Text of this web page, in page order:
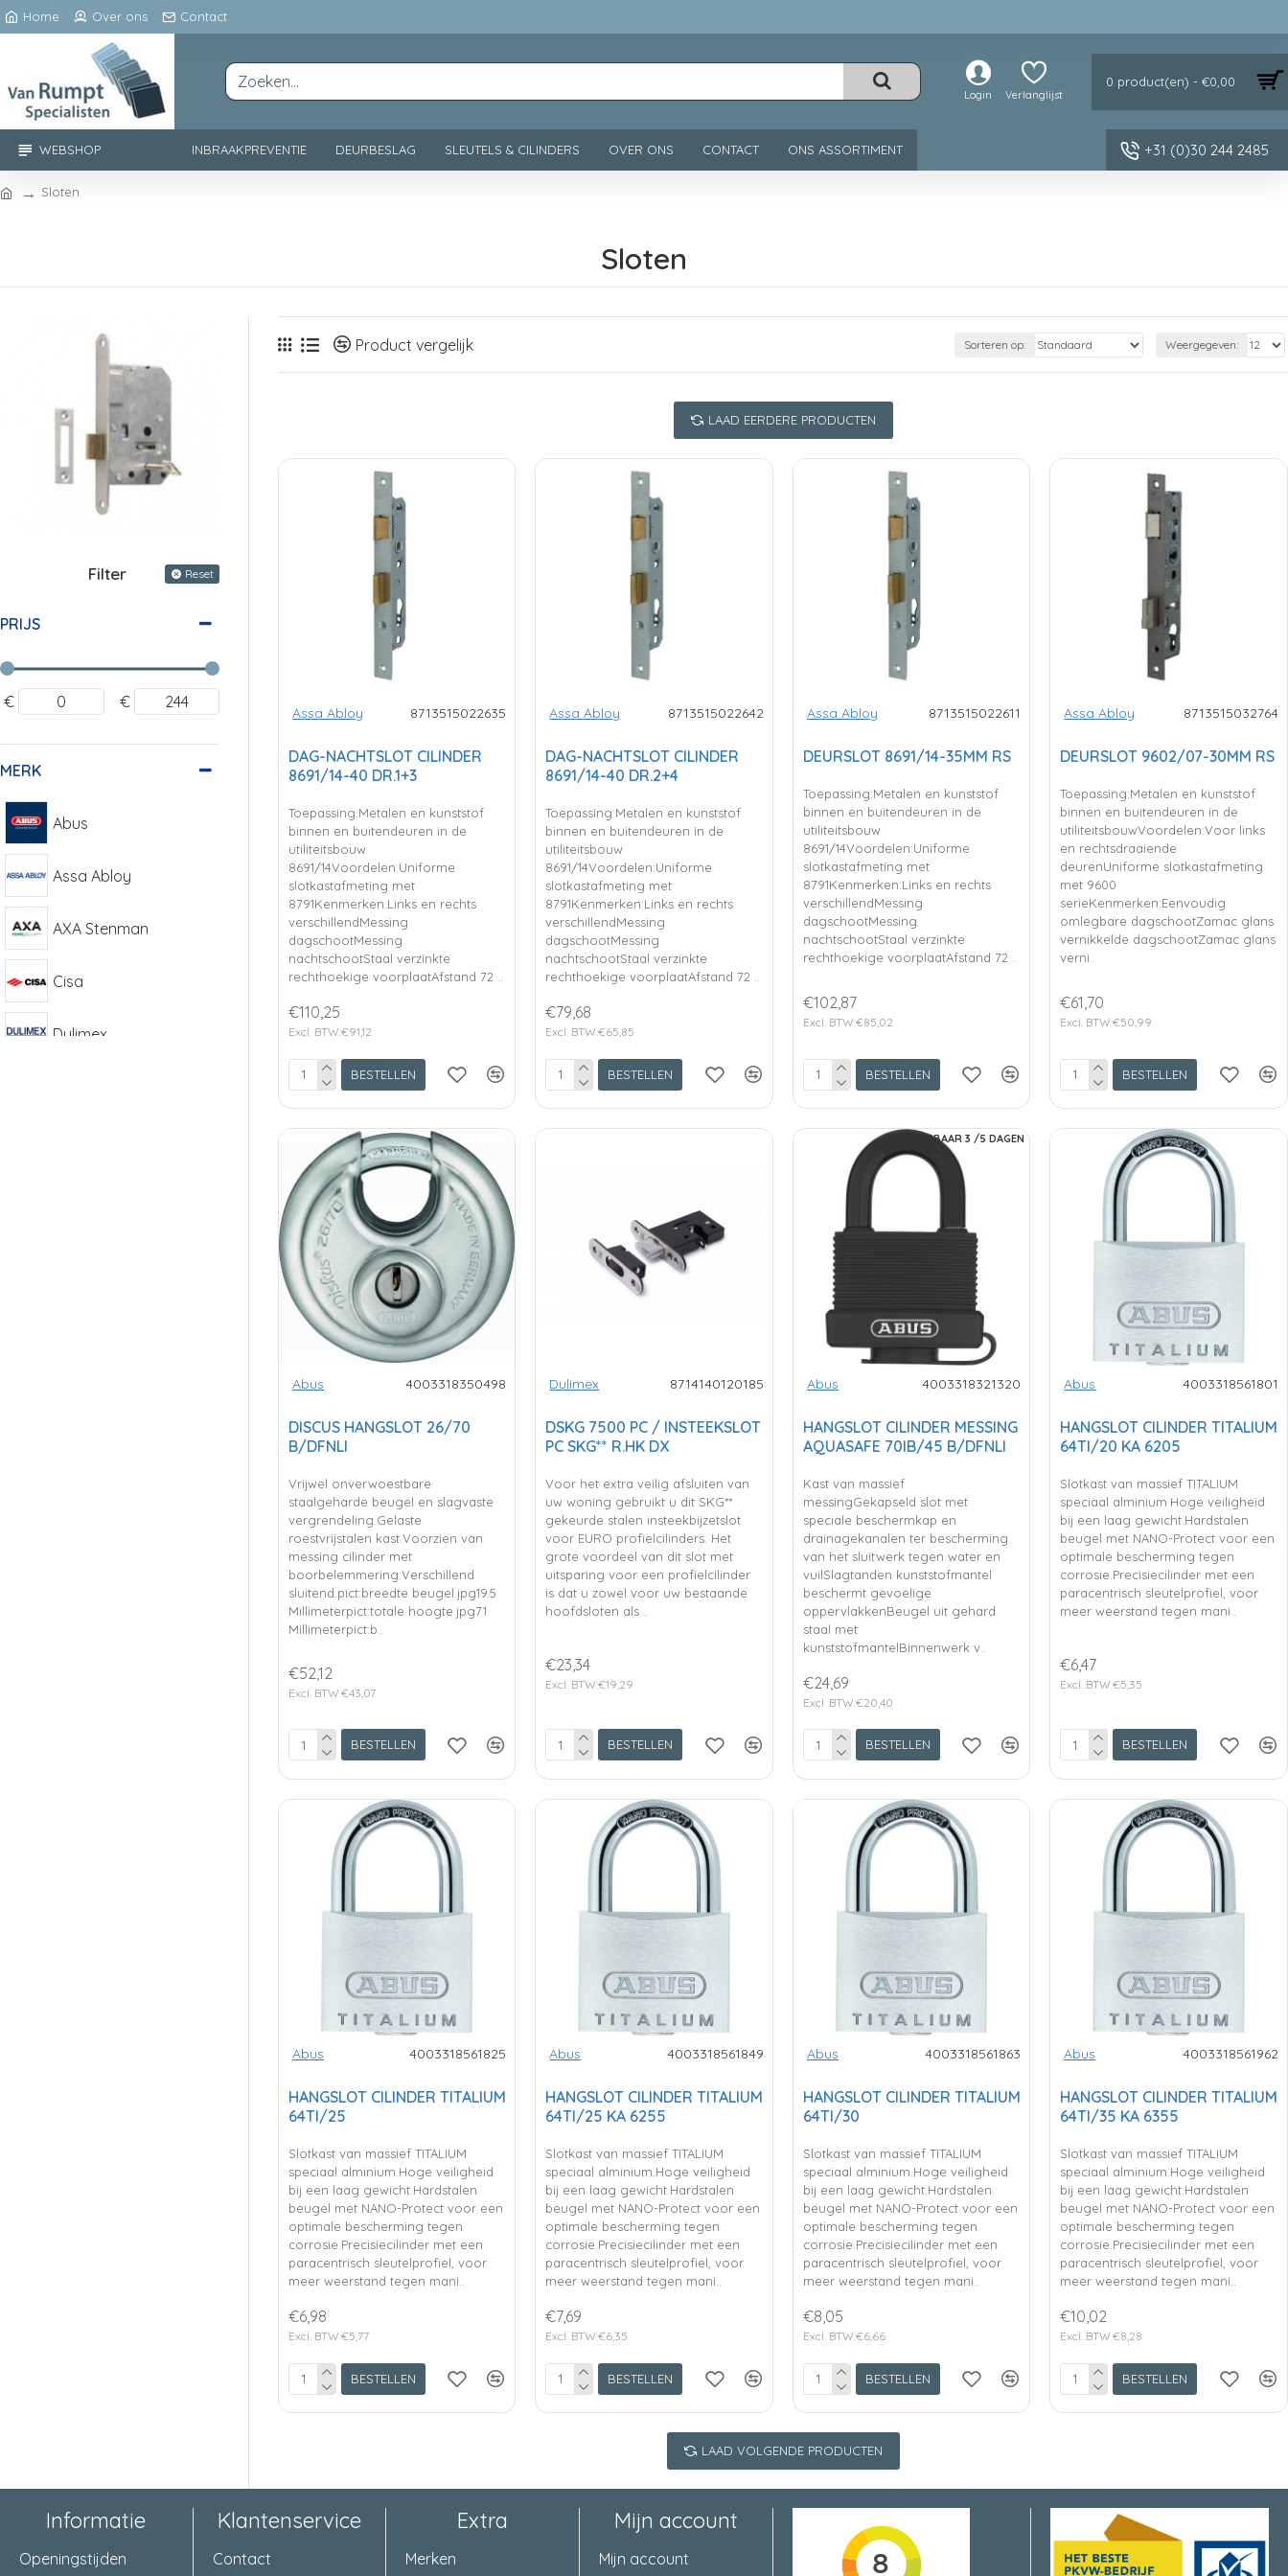
Home Over ons Contact
Login Verlanglijst
0 product(en) - €0,00
WEBSHOP INBRAAKPREVENTIE DEURBESLAG SLEUTELS & CILINDERS OVER ONS CONTACT ONS ASSORTIMENT +31 (0)30 244 2485
Sloten
Sloten
Filter Reset
PRIJS
€ €
MERK
Abus
Assa Abloy
AXA Stenman
Cisa
Dulimex
Product vergelijk Sorteren op: Weergegeven:
LAAD EERDERE PRODUCTEN
Assa Abloy 8713515022635
DAG-NACHTSLOT CILINDER
8691/14-40 DR.1+3
Toepassing:Metalen en kunststof
binnen en buitendeuren in de
utiliteitsbouw
8691/14Voordelen:Uniforme
slotkastafmeting met
8791Kenmerken:Links en rechts
verschillendMessing
dagschootMessing
nachtschootStaal verzinkte
rechthoekige voorplaatAfstand 72 ..
€110,25
Excl. BTW:€91,12
BESTELLEN
Assa Abloy 8713515022642
DAG-NACHTSLOT CILINDER
8691/14-40 DR.2+4
Toepassing:Metalen en kunststof
binnen en buitendeuren in de
utiliteitsbouw
8691/14Voordelen:Uniforme
slotkastafmeting met
8791Kenmerken:Links en rechts
verschillendMessing
dagschootMessing
nachtschootStaal verzinkte
rechthoekige voorplaatAfstand 72 ..
€79,68
Excl. BTW:€65,85
BESTELLEN
Assa Abloy 8713515022611
DEURSLOT 8691/14-35MM RS
Toepassing:Metalen en kunststof
binnen en buitendeuren in de
utiliteitsbouw
8691/14Voordelen:Uniforme
slotkastafmeting met
8791Kenmerken:Links en rechts
verschillendMessing
dagschootMessing
nachtschootStaal verzinkte
rechthoekige voorplaatAfstand 72 ..
€102,87
Excl. BTW:€85,02
BESTELLEN
Assa Abloy 8713515032764
DEURSLOT 9602/07-30MM RS
Toepassing:Metalen en kunststof
binnen en buitendeuren in de
utiliteitsbouwVoordelen:Voor links
en rechtsdraaiende
deurenUniforme slotkastafmeting
met 9600
serieKenmerken:Eenvoudig
omlegbare dagschootZamac glans
vernikkelde dagschootZamac glans
verni..
€61,70
Excl. BTW:€50,99
BESTELLEN
Abus 4003318350498
DISCUS HANGSLOT 26/70
B/DFNLI
Vrijwel onverwoestbare
staalgeharde beugel en slagvaste
vergrendeling.Gelaste
roestvrijstalen kast.Voorzien van
messing cilinder met
boorbelemmering.Verschillend
sluitend.pict:breedte beugel.jpg19.5
Millimeterpict:totale hoogte.jpg71
Millimeterpict:b..
€52,12
Excl. BTW:€43,07
BESTELLEN
Dulimex 8714140120185
DSKG 7500 PC / INSTEEKSLOT
PC SKG** R.HK DX
Voor het extra veilig afsluiten van
uw woning gebruikt u dit SKG**
gekeurde stalen insteekbijzetslot
voor EURO profielcilinders. Het
grote voordeel van dit slot met
uitsparing voor een profielcilinder
is dat u zowel voor uw bestaande
hoofdsloten als ..
€23,34
Excl. BTW:€19,29
BESTELLEN
LEVERBAAR 3 /5 DAGEN
Abus 4003318321320
HANGSLOT CILINDER MESSING
AQUASAFE 70IB/45 B/DFNLI
Kast van massief
messingGekapseld slot met
speciale beschermkap en
drainagekanalen ter bescherming
van het sluitwerk tegen water en
vuilSlagtanden kunststofmantel
beschermt gevoelige
oppervlakkenBeugel uit gehard
staal met
kunststofmantelBinnenwerk v..
€24,69
Excl. BTW:€20,40
BESTELLEN
Abus 4003318561801
HANGSLOT CILINDER TITALIUM
64TI/20 KA 6205
Slotkast van massief TITALIUM
speciaal alminium.Hoge veiligheid
bij een laag gewicht.Hardstalen
beugel met NANO-Protect voor een
optimale bescherming tegen
corrosie.Precisiecilinder met een
paracentrisch sleutelprofiel, voor
meer weerstand tegen mani..
€6,47
Excl. BTW:€5,35
BESTELLEN
Abus 4003318561825
HANGSLOT CILINDER TITALIUM
64TI/25
Slotkast van massief TITALIUM
speciaal alminium.Hoge veiligheid
bij een laag gewicht.Hardstalen
beugel met NANO-Protect voor een
optimale bescherming tegen
corrosie.Precisiecilinder met een
paracentrisch sleutelprofiel, voor
meer weerstand tegen mani..
€6,98
Excl. BTW:€5,77
BESTELLEN
Abus 4003318561849
HANGSLOT CILINDER TITALIUM
64TI/25 KA 6255
Slotkast van massief TITALIUM
speciaal alminium.Hoge veiligheid
bij een laag gewicht.Hardstalen
beugel met NANO-Protect voor een
optimale bescherming tegen
corrosie.Precisiecilinder met een
paracentrisch sleutelprofiel, voor
meer weerstand tegen mani..
€7,69
Excl. BTW:€6,35
BESTELLEN
Abus 4003318561863
HANGSLOT CILINDER TITALIUM
64TI/30
Slotkast van massief TITALIUM
speciaal alminium.Hoge veiligheid
bij een laag gewicht.Hardstalen
beugel met NANO-Protect voor een
optimale bescherming tegen
corrosie.Precisiecilinder met een
paracentrisch sleutelprofiel, voor
meer weerstand tegen mani..
€8,05
Excl. BTW:€6,66
BESTELLEN
Abus 4003318561962
HANGSLOT CILINDER TITALIUM
64TI/35 KA 6355
Slotkast van massief TITALIUM
speciaal alminium.Hoge veiligheid
bij een laag gewicht.Hardstalen
beugel met NANO-Protect voor een
optimale bescherming tegen
corrosie.Precisiecilinder met een
paracentrisch sleutelprofiel, voor
meer weerstand tegen mani..
€10,02
Excl. BTW:€8,28
BESTELLEN
LAAD VOLGENDE PRODUCTEN
Informatie
Openingstijden
Klantenservice
Contact
Extra
Merken
Mijn account
Mijn account